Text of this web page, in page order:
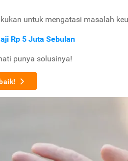
untuk mengatasi masalah
Rp 5 Juta Sebulan
punya solusinya!